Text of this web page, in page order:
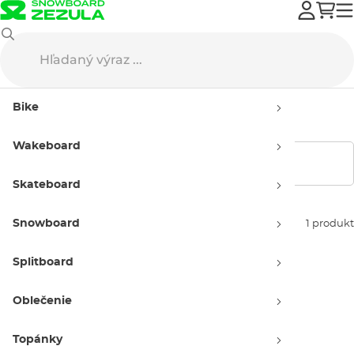
Bike
Wakeboard
Skateboard
Snowboard
Splitboard
Oblečenie
Topánky
Dámske košele Vans
Zoradiť podľa: 1 produkt